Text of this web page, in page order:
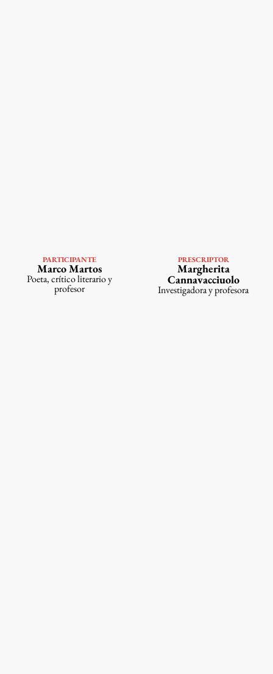
VER PERFIL
PARTICIPANTE
Marco Martos
Poeta, crítico literario y
profesor
VER PERFIL
PRESCRIPTOR
Margherita
Cannavacciuolo
Investigadora y profesora